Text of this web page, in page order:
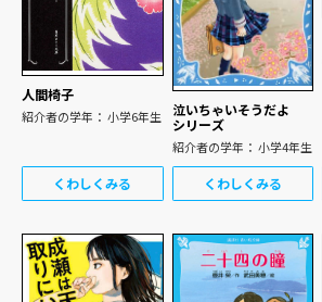
人間椅子
紹介者の学年： 小学6年生
くわしくみる
泣いちゃいそうだよ
シリーズ
紹介者の学年： 小学4年生
くわしくみる